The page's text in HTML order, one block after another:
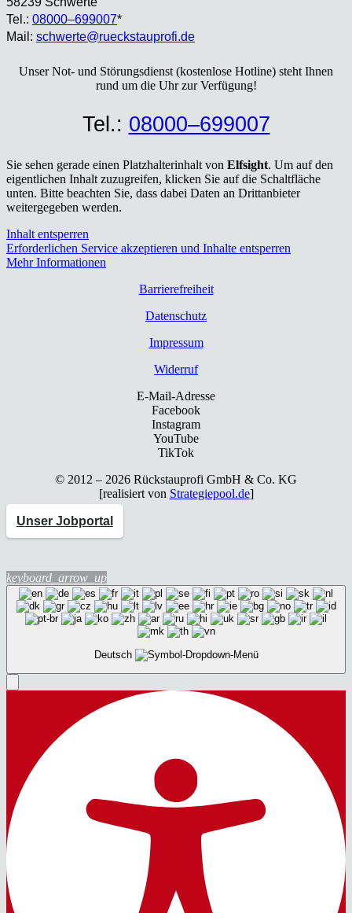
Tel.: 08000–699007*
Mail: schwerte@rueckstauprofi.de
Unser Not- und Stö­rungs­dienst (kos­ten­lo­se Hot­line) steht Ihnen
rund um die Uhr zur Ver­fü­gung!
Tel.: 08000–699007
Sie sehen gerade einen Platzhalterinhalt von Elfsight. Um auf den
eigentlichen Inhalt zuzugreifen, klicken Sie auf die Schaltfläche
unten. Bitte beachten Sie, dass dabei Daten an Drittanbieter
weitergegeben werden.
Inhalt entsperren
Erforderlichen Service akzeptieren und Inhalte entsperren
Mehr Informationen
Bar­rie­re­frei­heit
Daten­schutz
Impres­sum
Wider­ruf
E-Mail-Adresse
Facebook
Instagram
YouTube
TikTok
© 2012 – 2026 Rück­stau­pro­fi GmbH & Co. KG
[rea­li­siert von Strategiepool.de]
Unser Jobportal
keyboard_arrow_up
Deutsch